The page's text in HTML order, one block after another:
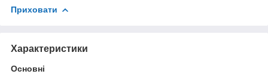
Приховати
Характеристики
Основні